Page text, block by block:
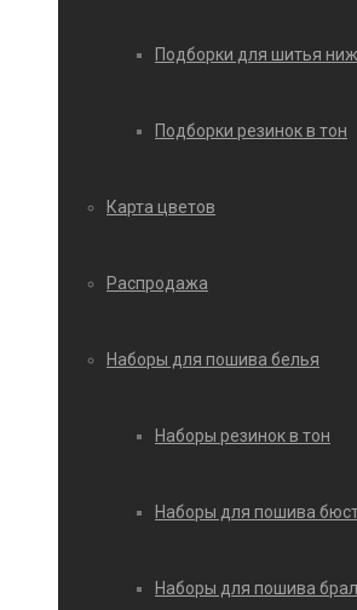
Подборки для шитья
Подборки резинок в тон
Карта цветов
Распродажа
Наборы для пошива белья
Наборы резинок в тон
Наборы для пошива
Наборы для пошива